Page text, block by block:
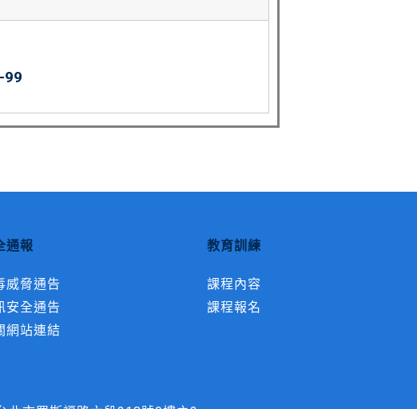
99
通報
威脅通告
安全通告
網站連結
教育訓練
課程內容
課程報名